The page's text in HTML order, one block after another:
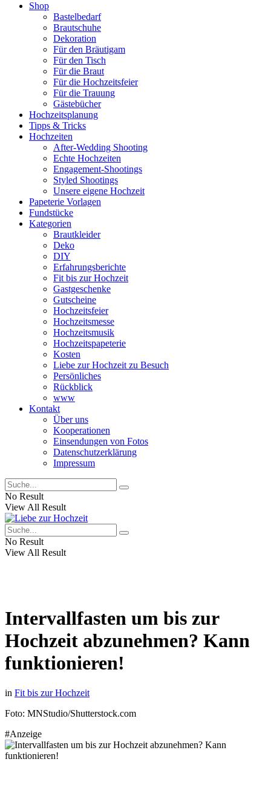
Shop
Bastelbedarf
Brautschuhe
Dekoration
Für den Bräutigam
Für den Tisch
Für die Braut
Für die Hochzeitsfeier
Für die Trauung
Gästebücher
Hochzeitsplanung
Tipps & Tricks
Hochzeiten
After-Wedding Shooting
Echte Hochzeiten
Engagement-Shootings
Styled Shootings
Unsere eigene Hochzeit
Papeterie Vorlagen
Fundstücke
Kategorien
Brautkleider
Deko
DIY
Erfahrungsberichte
Fit bis zur Hochzeit
Gastgeschenke
Gutscheine
Hochzeitsfeier
Hochzeitsmesse
Hochzeitsmusik
Hochzeitspapeterie
Kosten
Liebe zur Hochzeit zu Besuch
Persönliches
Rückblick
www
Kontakt
Über uns
Kooperationen
Einsendungen von Fotos
Datenschutzerklärung
Impressum
No Result
View All Result
No Result
View All Result
Intervallfasten um bis zur
Hochzeit abzunehmen? Kann
funktionieren!
in Fit bis zur Hochzeit
Foto: MNStudio/Shutterstock.com
#Anzeige